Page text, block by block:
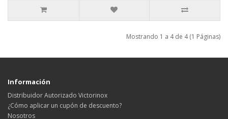
Mostrando 1 a 4 de 4 (1 Páginas)
Información
Distribuidor Autorizado Victorinox
¿Cómo aplicar un cupón de descuento?
Nosotros